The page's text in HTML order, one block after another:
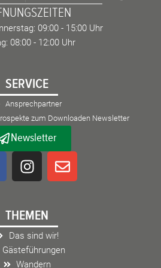
09:00 - 15:00 Uhr
08:00 - 12:00 Uhr
SERVICE
Ansprechpartner
zum Downloaden Newsletter
Newsletter
I
n
a
g
r
a
E
n
p
THEMEN
Das sind wir!
Gästeführungen
Wandern